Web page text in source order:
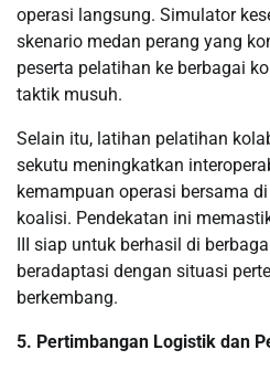
operasi langsung. Simulator
skenario medan perang yang
peserta pelatihan ke berbagai
taktik musuh.
Selain itu, latihan pelatihan
sekutu meningkatkan
kemampuan operasi bersama
koalisi. Pendekatan ini
III siap untuk berhasil di
beradaptasi dengan situasi
berkembang.
5. Pertimbangan Logistik dan